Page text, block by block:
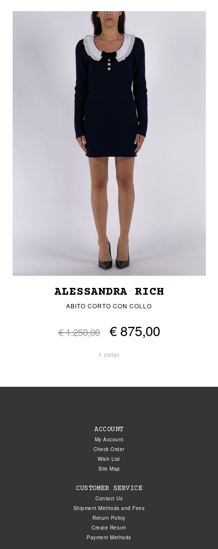
ALESSANDRA RICH
ABITO CORTO CON COLLO
€ 1.250,00 € 875,00
1 color
ACCOUNT
My Account
Check Order
Wish List
Site Map
CUSTOMER SERVICE
Contact Us
Shipment Methods and Fees
Return Policy
Create Return
Payment Methods